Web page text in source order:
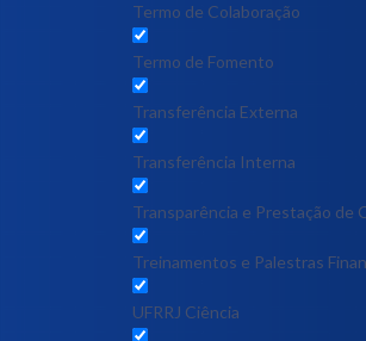
Termo de Colaboração
Termo de Fomento
Transferência Externa
Transferência Interna
Transparência e Prestação de
Treinamentos e Palestras
UFRRJ Ciência